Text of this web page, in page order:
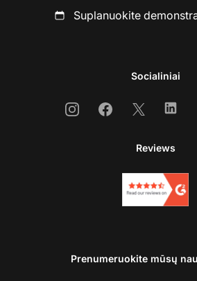
Suplanuokite
Socialiniai
InstagramFacebook
X
Reviews
Prenumeruokite mūsų